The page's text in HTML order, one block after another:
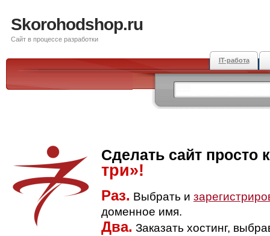
Skorohodshop.ru
Сайт в процессе разработки
IT-работа
Сделать сайт просто
три»!
Раз. Выбрать и
доменное имя.
Два. Заказать хостинг,